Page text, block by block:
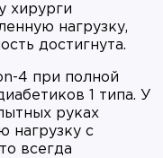
хирурги
нагрузку,
достигнута.
4 при полной
1 типа. У
руках
нагрузку с
всегда